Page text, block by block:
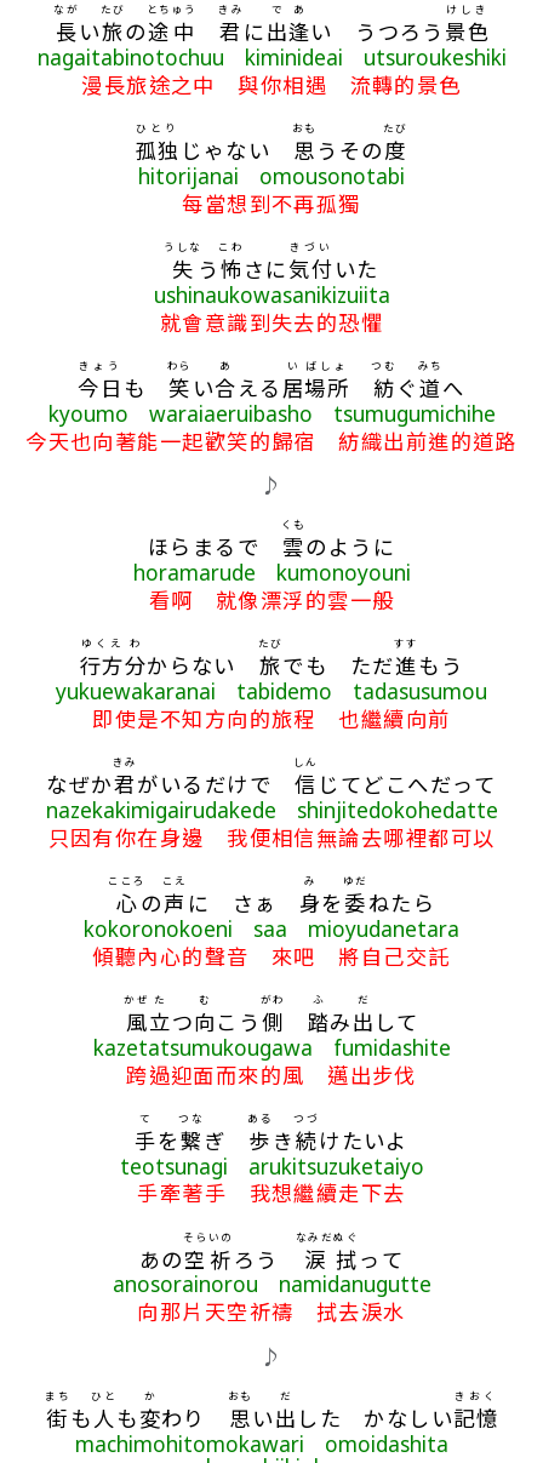
長
なが
い旅
たび
の途中
とちゅう
君
きみ
に出
で
逢
あ
い うつろう 景色
けしき
nagaitabinotochuu kiminideai utsuroukeshiki
漫長旅途之中 與你相遇 流轉的景色
孤独
ひとり
じゃない 思
おも
うその度
たび
hitorijanai omousonotabi
每當想到不再孤獨
失
うしな
う 怖
こわ
さに気付
きづい
いた
ushinaukowasanikizuiita
就會意識到失去的恐懼
今日
きょう
も 笑
わら
い合
あ
える 居
い
場所
ばしょ
紡
つむ
ぐ道
みち
へ
kyoumo waraiaeruibasho tsumugumichihe
今天也向著能一起歡笑的歸宿 紡織出前進的道路
♪
ほらまるで 雲
くも
のように
horamarude kumonoyouni
看啊 就像漂浮的雲一般
行方
ゆくえ
分
わ
からない 旅
たび
でも ただ進
すす
もう
yukuewakaranai tabidemo tadasusumou
即使是不知方向的旅程 也繼續向前
なぜか君
きみ
がいるだけで 信
しん
じてどこへだって
nazekakimigairudakede shinjitedokohedatte
只因有你在身邊 我便相信無論去哪裡都可以
心
こころ
の声
こえ
に さぁ 身
み
を 委
ゆだ
ねたら
kokoronokoeni saa mioyudanetara
傾聽內心的聲音 來吧 將自己交託
風
かぜ
立
た
つ向
む
こう 側
がわ
踏
ふ
み出
だ
して
kazetatsumukougawa fumidashite
跨過迎面而來的風 邁出步伐
手
て
を繋
つな
ぎ 歩
ある
き続
つづ
けたいよ
teotsunagi arukitsuzuketaiyo
手牽著手 我想繼續走下去
あの空
そら
祈
いの
ろう 涙
なみだ
拭
ぬぐ
って
anosorainorou namidanugutte
向那片天空祈禱 拭去淚水
♪
街
まち
も 人
ひと
も変
か
わり 思
おも
い出
だ
した かなしい記憶
きおく
machimohitomokawari omoidashita